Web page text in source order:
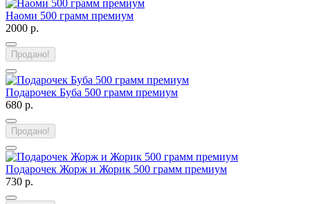
Наоми 500 грамм премиум
2000 р.
Продано!
Подарочек Буба 500 грамм премиум
680 р.
Продано!
Подарочек Жорж и Жорик 500 грамм премиум
730 р.